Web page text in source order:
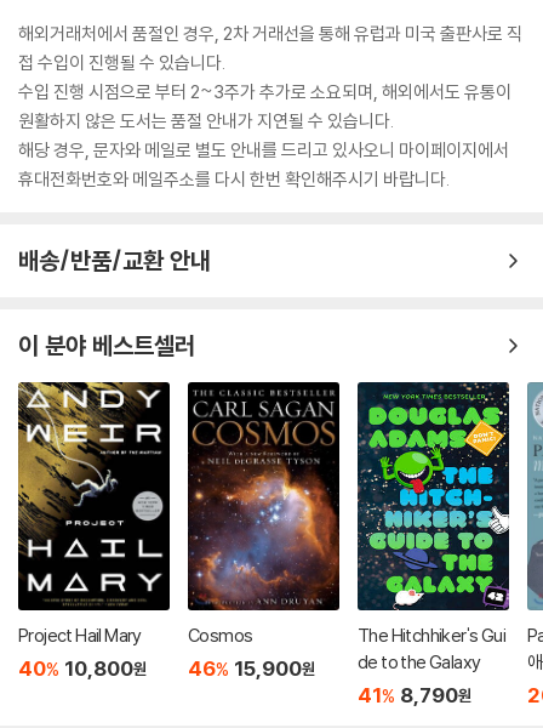
-needed reclaiming of women’s bodies and history.
How has a legacy of medical bias shaped the care women rec
eive today, and what can we do about it?
- A System-by-System Exploration: Journey through the el
nue to impact everything from our bones to our brains.
-Gender Bias in Medicine:
nd mistreatment of women for centuries.
sicians and patients whose experiences laid the foundation fo
r today’s medical thought, illuminated by Dr. Comen’s own wor
k with thousands of women.
- A Call to Action:
Discover powerful, actionable strategies t
o advocate for yourself, ask the right questions, and reclaim y
our agency in a healthcare system that has too often been voi
celess for women.
해외거래처에서 품절인 경우, 2차 거래선을 통해 유럽과 미국 출판사로 직
접 수입이 진행될 수 있습니다.
수입 진행 시점으로 부터 2~3주가 추가로 소요되며, 해외에서도 유통이
원활하지 않은 도서는 품절 안내가 지연될 수 있습니다.
해당 경우, 문자와 메일로 별도 안내를 드리고 있사오니 마이페이지에서
휴대전화번호와 메일주소를 다시 한번 확인해주시기 바랍니다.
배송/반품/교환 안내
이 분야 베스트셀러
Project Hail Mary
40% 10,800원
Cosmos
46% 15,900원
The Hitchhiker's Gui
de to the Galaxy
41% 8,790원